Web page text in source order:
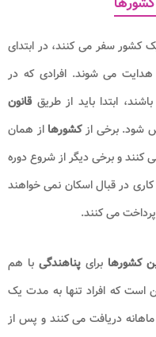
کشور سفر می کنند، در ابتدای
می شوند. افرادی که در
ابتدا باید از طریققانون
برخی ازکشورها از همان
کنند و برخی دیگر از شروع دوره
در قبال اسکان نمی خواهند
می کنند.
کشورها برای پناهندگی با هم
است که افراد تنها به مدت یک
دریافت می کنند و پس از